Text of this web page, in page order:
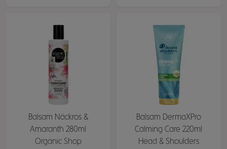
Balsam Näckros &
Amaranth 280ml
Organic Shop
Balsam DermaXPro
Calming Care 220ml
Head & Shoulders